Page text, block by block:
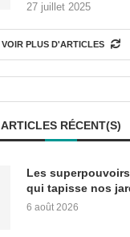
27 juillet 2025
VOIR PLUS D'ARTICLES
ARTICLES RÉCENT(S)
Les
qui tapisse nos
6 août 2026